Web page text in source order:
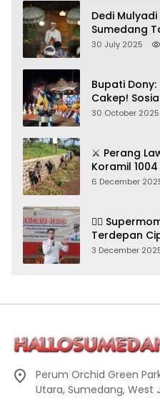
Dedi
Sumedang
Gadungan
30 July 2025
Bupati
Cakep!
Seni Budaya!
30 October 2025
⚔️ Perang
Koramil
Bersihkan
6 December
🦸‍♀️
Terdepan
Sumedang
3 December
Perum Orchid Green
Utara, Sumedang, West